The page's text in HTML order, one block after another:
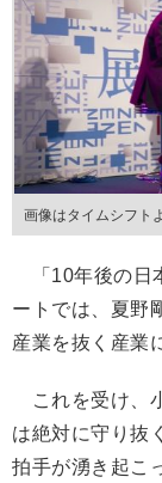
画像はタイムシフト
「10年後の日
ートでは、夏野
産業を抜く産業
これを受け、
は絶対に守り抜
拍手が湧き起こ